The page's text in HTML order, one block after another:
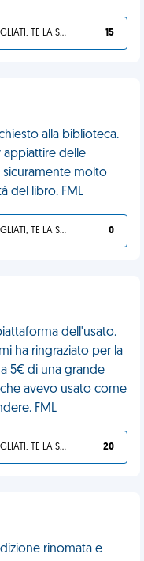
SVEGLIATI, TE LA SEI CERCATA! 15
alla biblioteca.
appiattire delle
sicuramente molto
del libro. FML
SVEGLIATI, TE LA SEI CERCATA! 0
dell'usato.
ha ringraziato per la
5€ di una grande
avevo usato come
FML
SVEGLIATI, TE LA SEI CERCATA! 20
rinomata e